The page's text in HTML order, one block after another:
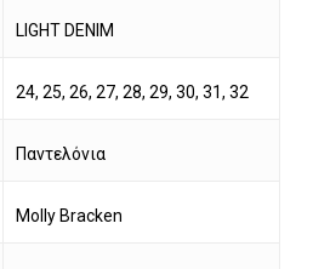
LIGHT DENIM
24, 25, 26, 27, 28, 29, 30, 31, 32
Παντελόνια
Molly Bracken